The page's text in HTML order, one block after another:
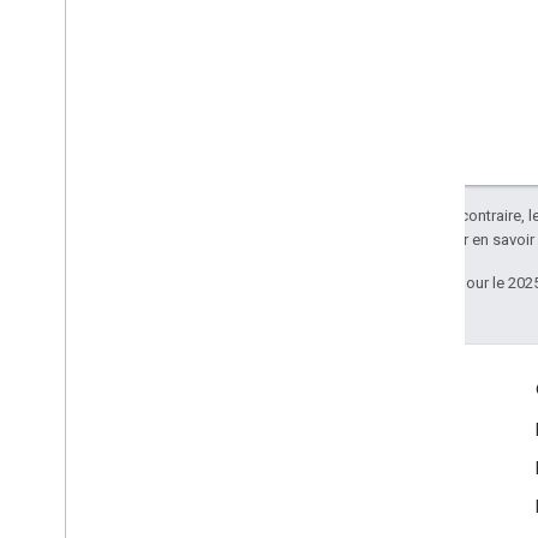
Sauf indication contraire,
. Pour en
Dernière mise à jour le